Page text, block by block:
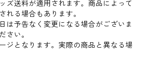
ズ送料が適用されます。商品によって
れる場合もあります。
は予告なく変更になる場合がございま
さい。
ジとなります。実際の商品と異なる場